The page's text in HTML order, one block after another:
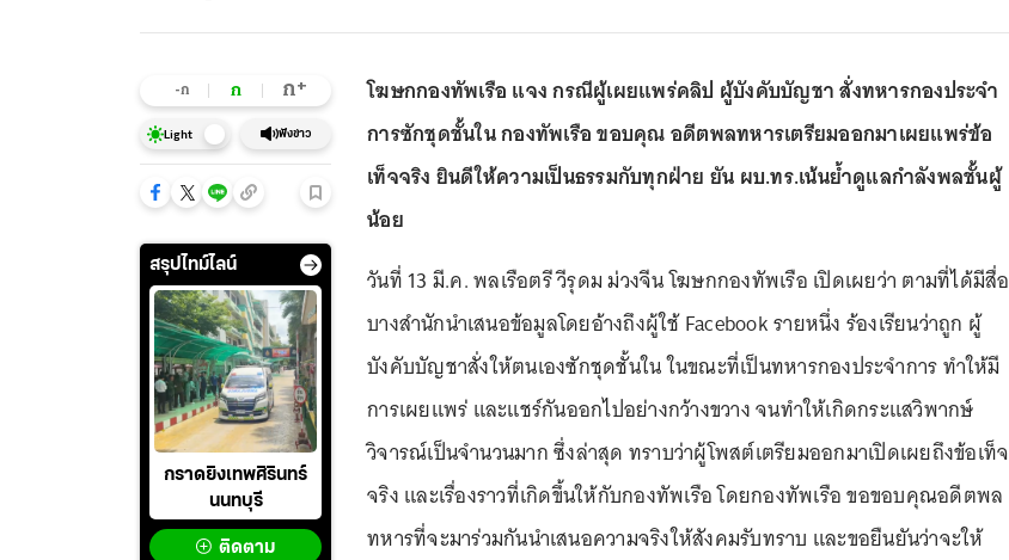
-ก ก ก+
Light ฟังข่าว
สรุปไทม์ไลน์
กราดยิงเทพศิรินทร์
นนทบุรี
ติดตาม
โฆษกกองทัพเรือ แจง กรณีผู้เผยแพร่คลิป ผู้บังคับบัญชา สั่งทหารกองประจำ
การซักชุดชั้นใน กองทัพเรือ ขอบคุณ อดีตพลทหารเตรียมออกมาเผยแพร่ข้อ
เท็จจริง ยินดีให้ความเป็นธรรมกับทุกฝ่าย ยัน ผบ.ทร.เน้นย้ำดูแลกำลังพลชั้นผู้
น้อย
วันที่ 13 มี.ค. พลเรือตรี วีรุดม ม่วงจีน โฆษกกองทัพเรือ เปิดเผยว่า ตามที่ได้มีสื่อ
บางสำนักนำเสนอข้อมูลโดยอ้างถึงผู้ใช้ Facebook รายหนึ่ง ร้องเรียนว่าถูก ผู้
บังคับบัญชาสั่งให้ตนเองซักชุดชั้นใน ในขณะที่เป็นทหารกองประจำการ ทำให้มี
การเผยแพร่ และแชร์กันออกไปอย่างกว้างขวาง จนทำให้เกิดกระแสวิพากษ์
วิจารณ์เป็นจำนวนมาก ซึ่งล่าสุด ทราบว่าผู้โพสต์เตรียมออกมาเปิดเผยถึงข้อเท็จ
จริง และเรื่องราวที่เกิดขึ้นให้กับกองทัพเรือ โดยกองทัพเรือ ขอขอบคุณอดีตพล
ทหารที่จะมาร่วมกันนำเสนอความจริงให้สังคมรับทราบ และขอยืนยันว่าจะให้